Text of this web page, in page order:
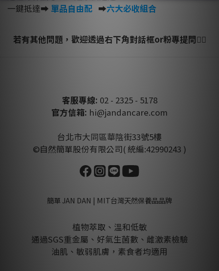
一鍵抵達➡ 單品自由配 ➡六大必收組合
若有其他問題，歡迎透過右下角對話框or粉專提問🙋‍♀️
客服專線: 02 - 2325 - 5178
官方信箱: hi@jandancare.com
台北市大同區華陰街33號5樓
©自然簡單股份有限公司( 統編:42990243 )
簡單 JAN DAN | MIT台灣天然保養品品牌
植物萃取、溫和低敏
通過SGS重金屬、好氣生菌數、雌激素檢驗
油肌、敏弱肌膚，素食者均適用